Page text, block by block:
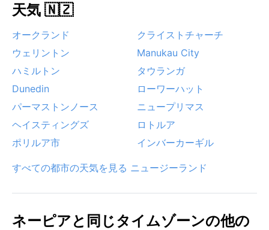
天気 🇳🇿
オークランド
クライストチャーチ
ウェリントン
Manukau City
ハミルトン
タウランガ
Dunedin
ローワーハット
パーマストンノース
ニュープリマス
ヘイスティングズ
ロトルア
ポリルア市
インバーカーギル
すべての都市の天気を見る ニュージーランド
ネーピアと同じタイムゾーンの他の